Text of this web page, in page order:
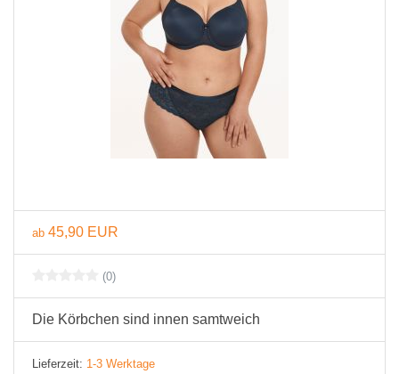
ab 45,90 EUR
(0)
Die Körbchen sind innen samtweich
Lieferzeit: 1-3 Werktage